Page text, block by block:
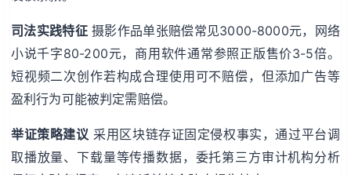
司法实践特征摄影作品单张赔偿常见3000-8000元，网络
小说千字80-200元，商用软件通常参照正版售价3-5倍。
短视频二次创作若构成合理使用可不赔偿，但添加广告等
盈利行为可能被判定需赔偿。
举证策略建议 采用区块链存证固定侵权事实，通过平台调
取播放量、下载量等传播数据，委托第三方审计机构分析